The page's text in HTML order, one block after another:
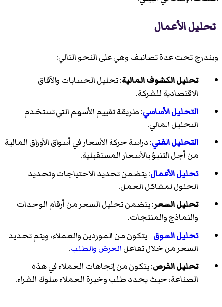
تحليل الأعمال
ويندرج تحت عدة تصانيف وهي على النحو التالي:
تحليل الكشوف المالية: تحليل الحسابات والآفاق
الاقتصادية للشركة.
التحليل الأساسي: طريقة تقييم الأسهم التي تستخدم
التحليل المالي.
التحليل الفني: دراسة حركة الأسعار في أسواق الأوراق المالية
من أجل التنبؤ بالأسعار المستقبلية.
تحليل الأعمال: يتضمن تحديد الاحتياجات وتحديد
الحلول لمشاكل العمل.
تحليل السعر: يتضمن تحليل السعر من أرقام الوحدات
والنماذج والمنتجات.
تحليل السوق- يتكون من الموردين والعملاء، ويتم تحديد
السعر من خلال تفاعلالعرض والطلب.
تحليل الفرص: يتكون من إتجاهات العملاء في هذه
الصناعة، حيث يحدد طلب وخبرة العملاء سلوك الشراء.